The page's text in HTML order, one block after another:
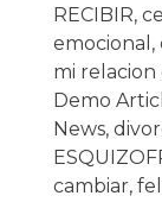
RECIBIR,
emocional ,
mi relacion
Demo
News,
cambiar,